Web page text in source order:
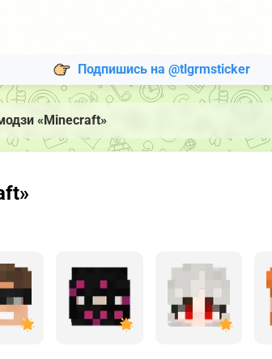
Подпишись на @tlgrmsticker
«Minecraft»